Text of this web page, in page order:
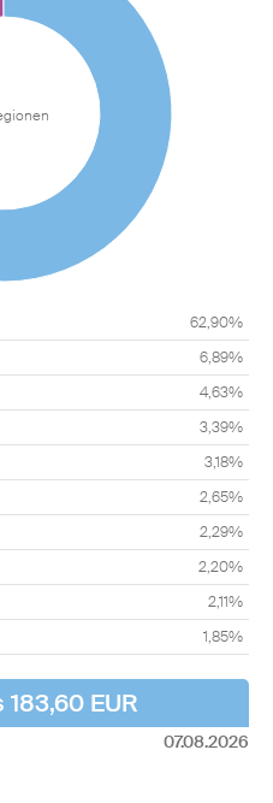
62,90%
6,89%
4,63%
3,39%
3,18%
2,65%
2,29%
2,20%
2,11%
1,85%
EUR
07.08.2026